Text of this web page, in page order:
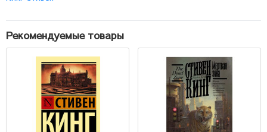
Рекомендуемые товары